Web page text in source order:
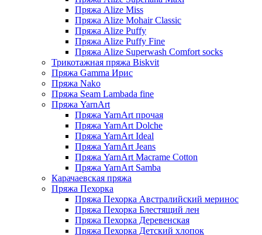
Пряжа Alize Miss
Пряжа Alize Mohair Classic
Пряжа Alize Puffy
Пряжа Alize Puffy Fine
Пряжа Alize Superwash Comfort socks
Трикотажная пряжа Biskvit
Пряжа Gamma Ирис
Пряжа Nako
Пряжа Seam Lambada fine
Пряжа YarnArt
Пряжа YarnArt прочая
Пряжа YarnArt Dolche
Пряжа YarnArt Ideal
Пряжа YarnArt Jeans
Пряжа YarnArt Macrame Cotton
Пряжа YarnArt Samba
Карачаевская пряжа
Пряжа Пехорка
Пряжа Пехорка Австралийский меринос
Пряжа Пехорка Блестящий лен
Пряжа Пехорка Деревенская
Пряжа Пехорка Детский хлопок